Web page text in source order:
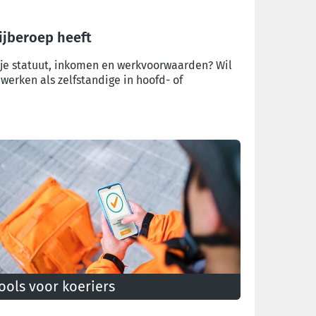
heeft
statuut, inkomen en werkvoorwaarden? Wil
als zelfstandige in hoofd- of
voor koeriers
lid van United Freelancers en gebruik onze